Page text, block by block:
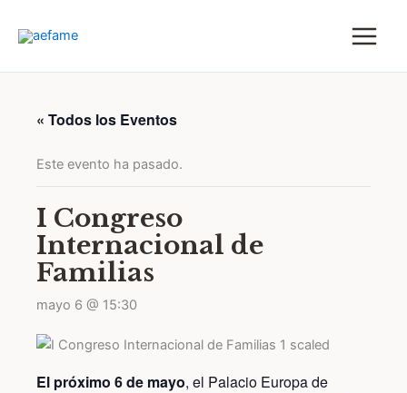
« Todos los Eventos
Este evento ha pasado.
I Congreso
Internacional de
Familias
mayo 6 @ 15:30
El próximo 6 de mayo, el Palacio Europa de